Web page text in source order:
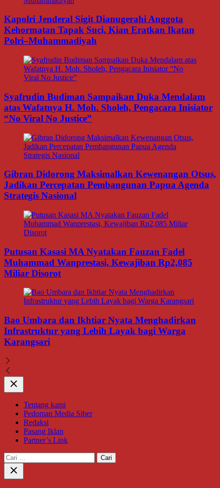
Kapolri Jenderal Sigit Dianugerahi Anggota
Kehormatan Tapak Suci, Kian Eratkan Ikatan
Polri–Muhammadiyah
Syafrudin Budiman Sampaikan Duka Mendalam
atas Wafatnya H. Moh. Sholeh, Pengacara Inisiator
“No Viral No Justice”
Gibran Didorong Maksimalkan Kewenangan Otsus,
Jadikan Percepatan Pembangunan Papua Agenda
Strategis Nasional
Putusan Kasasi MA Nyatakan Fauzan Fadel
Muhammad Wanprestasi, Kewajiban Rp2,085
Miliar Disorot
Bao Umbara dan Ikhtiar Nyata Menghadirkan
Infrastruktur yang Lebih Layak bagi Warga
Karangsari
Close
Tentang kami
Pedoman Media Siber
Redaksi
Pasang Iklan
Partner’s Link
Cari
untuk:
Close
search